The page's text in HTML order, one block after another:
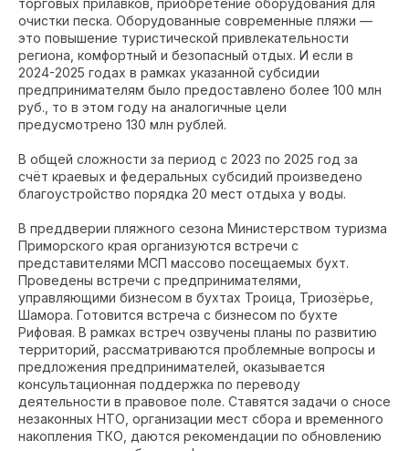
торговых прилавков, приобретение оборудования для
очистки песка. Оборудованные современные пляжи —
это повышение туристической привлекательности
региона, комфортный и безопасный отдых. И если в
2024-2025 годах в рамках указанной субсидии
предпринимателям было предоставлено более 100 млн
руб., то в этом году на аналогичные цели
предусмотрено 130 млн рублей.
В общей сложности за период с 2023 по 2025 год за
счёт краевых и федеральных субсидий произведено
благоустройство порядка 20 мест отдыха у воды.
В преддверии пляжного сезона Министерством туризма
Приморского края организуются встречи с
представителями МСП массово посещаемых бухт.
Проведены встречи с предпринимателями,
управляющими бизнесом в бухтах Троица, Триозёрье,
Шамора. Готовится встреча с бизнесом по бухте
Рифовая. В рамках встреч озвучены планы по развитию
территорий, рассматриваются проблемные вопросы и
предложения предпринимателей, оказывается
консультационная поддержка по переводу
деятельности в правовое поле. Ставятся задачи о сносе
незаконных НТО, организации мест сбора и временного
накопления ТКО, даются рекомендации по обновлению